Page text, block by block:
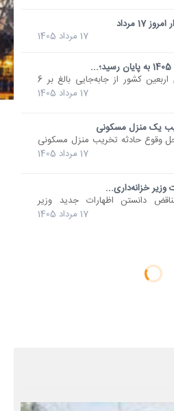
مرداد
17 مرداد 1405
مسئول قرارگاه حمل‌ونقل مرزی اربعین کشور از جابه‌جایی بالغ بر 6
17 مرداد 1405
یک منزل مسکونی
وقوع حادثه‌ تخریب منزل مسکونی
17 مرداد 1405
خزانه‌داری...
دانستن اظهارات جدید وزیر
17 مرداد 1405